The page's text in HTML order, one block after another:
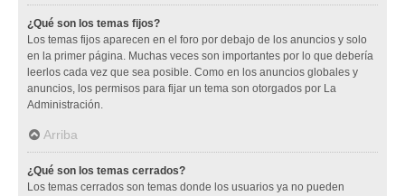
¿Qué son los temas fijos?
Los temas fijos aparecen en el foro por debajo de los anuncios y solo
en la primer página. Muchas veces son importantes por lo que debería
leerlos cada vez que sea posible. Como en los anuncios globales y
anuncios, los permisos para fijar un tema son otorgados por La
Administración.
Arriba
¿Qué son los temas cerrados?
Los temas cerrados son temas donde los usuarios ya no pueden